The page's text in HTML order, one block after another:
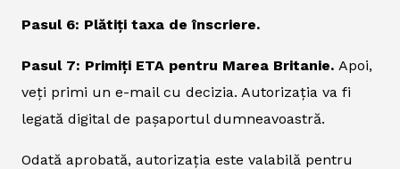
Pasul 6: Plătiți taxa de înscriere.
Pasul 7: Primiți ETA pentru Marea Britanie. Apoi,
veți primi un e-mail cu decizia. Autorizația va fi
legată digital de pașaportul dumneavoastră.
Odată aprobată, autorizația este valabilă pentru